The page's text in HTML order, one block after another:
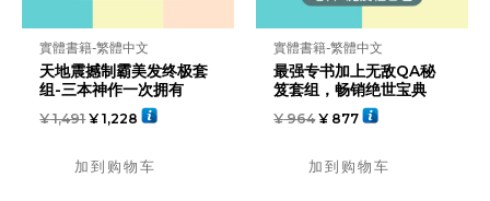
實體書籍-繁體中文
天地震撼制霸美发终极套
组-三本神作一次拥有
¥1,491 ¥ 1,228
加到购物车
實體書籍-繁體中文
最强专书加上无敌QA秘
笈套组，畅销绝世宝典
¥964 ¥ 877
加到购物车